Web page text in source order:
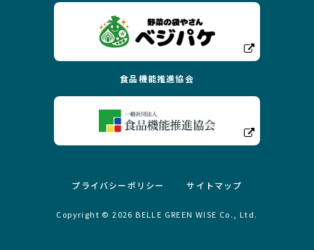
食品機能推進協会
プライバシーポリシー サイトマップ
Copyright ©2026 BELLE GREEN WISE Co., Ltd.